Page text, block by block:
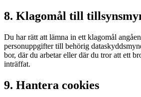
8. Klagomål till
Du har rätt att lämna in ett klagomål
personuppgifter till behörig
bor, där du arbetar eller där du tror att ett
inträffat.
9. Hantera cookies